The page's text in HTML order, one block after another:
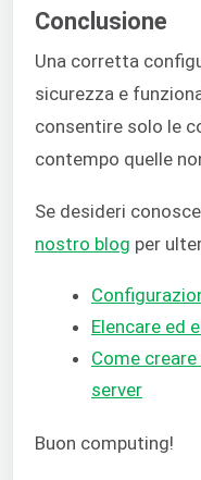
Conclusione
Una corretta
sicurezza e
consentire solo le
contempo quelle
Se desideri
nostro blog per
Elencare ed
Come
server
Buon computing!